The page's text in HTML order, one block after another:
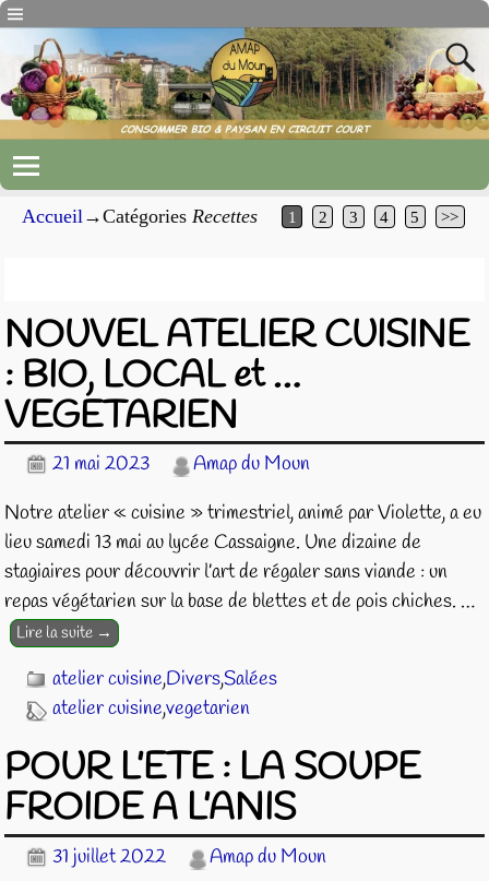
Accueil→Catégories Recettes 1 2 3 4 5 >>
NOUVEL ATELIER CUISINE
: BIO, LOCAL et …
VEGETARIEN
21 mai 2023
Amap du Moun
Notre atelier « cuisine » trimestriel, animé par Violette, a eu
lieu samedi 13 mai au lycée Cassaigne. Une dizaine de
stagiaires pour découvrir l’art de régaler sans viande : un
repas végétarien sur la base de blettes et de pois chiches. …
Lire la suite →
atelier cuisine,Divers,Salées
atelier cuisine,vegetarien
POUR L’ETE : LA SOUPE
FROIDE A L’ANIS
31 juillet 2022
Amap du Moun